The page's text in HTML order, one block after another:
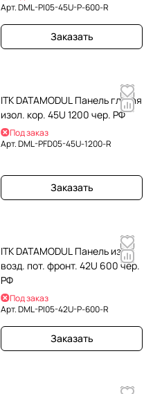
Арт.DML-PI05-45U-P-600-R
Заказать
ITK DATAMODUL Панель глухая
изол. кор. 45U 1200 чер. РФ
Под заказ
Арт.DML-PFD05-45U-1200-R
Заказать
ITK DATAMODUL Панель изол.
возд. пот. фронт. 42U 600 чер.
РФ
Под заказ
Арт.DML-PI05-42U-P-600-R
Заказать